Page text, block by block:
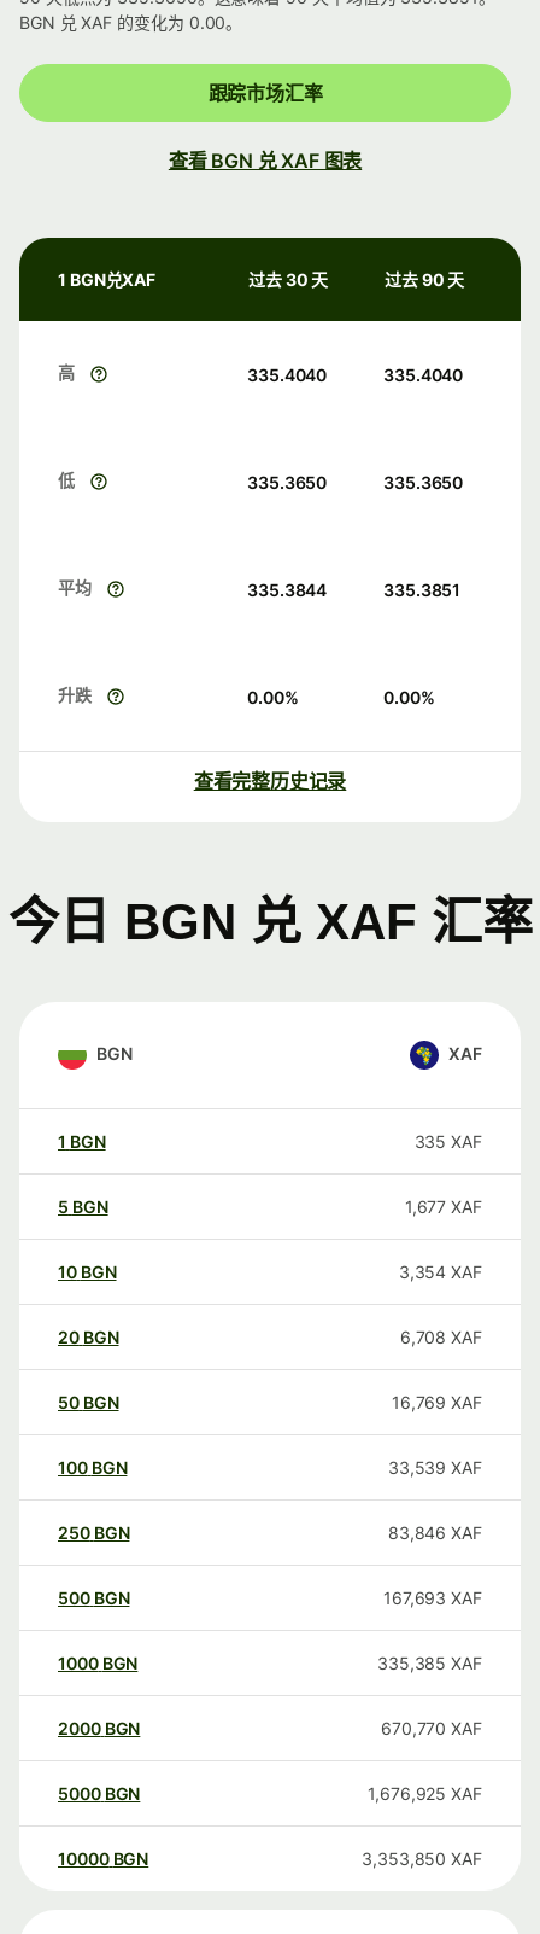
BGN 兑 XAF 的变化为 0.00。
跟踪市场汇率
查看 BGN 兑 XAF 图表
1 BGN兑XAF 过去 30 天 过去 90 天
高 335.4040 335.4040
低 335.3650 335.3650
平均 335.3844 335.3851
升跌 0.00% 0.00%
查看完整历史记录
今日 BGN 兑 XAF 汇率
BGN XAF
1 BGN 335 XAF
5 BGN 1,677 XAF
10 BGN 3,354 XAF
20 BGN 6,708 XAF
50 BGN 16,769 XAF
100 BGN 33,539 XAF
250 BGN 83,846 XAF
500 BGN 167,693 XAF
1000 BGN 335,385 XAF
2000 BGN 670,770 XAF
5000 BGN 1,676,925 XAF
10000 BGN 3,353,850 XAF